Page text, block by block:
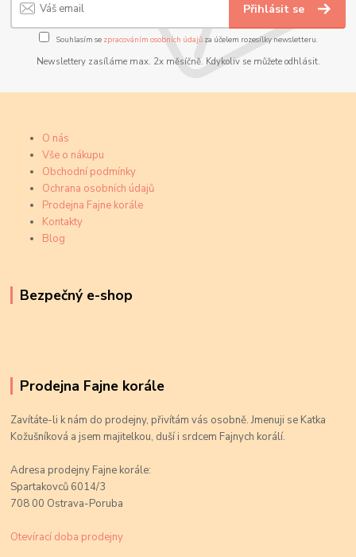
Přihlásit se
Souhlasím se zpracováním osobních údajůza účelem rozesílky newsletteru.
Newslettery zasíláme max. 2x měsíčně. Kdykoliv se můžete odhlásit.
O nás
Vše o nákupu
Obchodní podmínky
Ochrana osobních údajů
Prodejna Fajne korále
Kontakty
Blog
Bezpečný e-shop
Prodejna Fajne korále
Zavítáte-li k nám do prodejny, přivítám vás osobně. Jmenuji se Katka
Kožušníková a jsem majitelkou, duší i srdcem Fajnych korálí.
Adresa prodejny Fajne korále:
Spartakovců 6014/3
708 00 Ostrava-Poruba
Otevírací doba prodejny